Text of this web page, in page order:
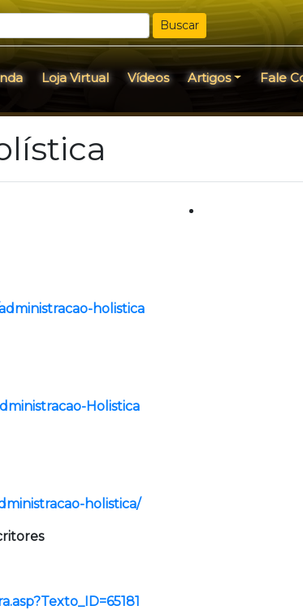
Buscar
Loja Virtual Vídeos Artigos Fale
holistica
Holistica
holistica/